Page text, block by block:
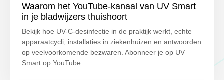
Waarom het YouTube-kanaal van UV Smart
in je bladwijzers thuishoort
Bekijk hoe UV-C-desinfectie in de praktijk werkt, echte
apparaatcycli, installaties in ziekenhuizen en antwoorden
op veelvoorkomende bezwaren. Abonneer je op UV
Smart op YouTube.